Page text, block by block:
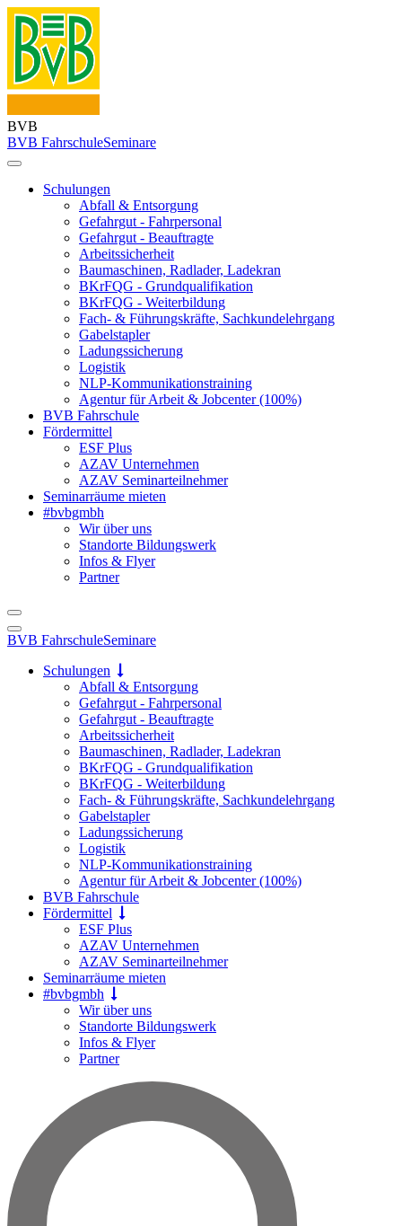
BVB
BVB FahrschuleSeminare
Schulungen
Abfall & Entsorgung
Gefahrgut - Fahrpersonal
Gefahrgut - Beauftragte
Arbeitssicherheit
Baumaschinen, Radlader, Ladekran
BKrFQG - Grundqualifikation
BKrFQG - Weiterbildung
Fach- & Führungskräfte, Sachkundelehrgang
Gabelstapler
Ladungssicherung
Logistik
NLP-Kommunikationstraining
Agentur für Arbeit & Jobcenter (100%)
BVB Fahrschule
Fördermittel
ESF Plus
AZAV Unternehmen
AZAV Seminarteilnehmer
Seminarräume mieten
#bvbgmbh
Wir über uns
Standorte Bildungswerk
Infos & Flyer
Partner
BVB FahrschuleSeminare
Schulungen
Abfall & Entsorgung
Gefahrgut - Fahrpersonal
Gefahrgut - Beauftragte
Arbeitssicherheit
Baumaschinen, Radlader, Ladekran
BKrFQG - Grundqualifikation
BKrFQG - Weiterbildung
Fach- & Führungskräfte, Sachkundelehrgang
Gabelstapler
Ladungssicherung
Logistik
NLP-Kommunikationstraining
Agentur für Arbeit & Jobcenter (100%)
BVB Fahrschule
Fördermittel
ESF Plus
AZAV Unternehmen
AZAV Seminarteilnehmer
Seminarräume mieten
#bvbgmbh
Wir über uns
Standorte Bildungswerk
Infos & Flyer
Partner